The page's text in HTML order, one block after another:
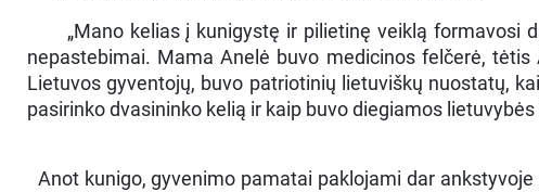
„Mano kelias į kunigystę ir pilietinę veiklą formavosi
nepastebimai. Mama Anelė buvo medicinos felčerė,
Lietuvos gyventojų, buvo patriotinių lietuviškų nuostatų,
pasirinko dvasininko kelią ir kaip buvo diegiamos
Anot kunigo, gyvenimo pamatai paklojami dar